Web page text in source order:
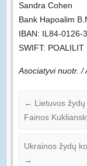
Sandra Cohen
Bank Hapoalim
IBAN: IL84-0126-
SWIFT: POALILIT
Asociatyvi nuotr. /
← Lietuvos
Fainos
Ukrainos žydų
→